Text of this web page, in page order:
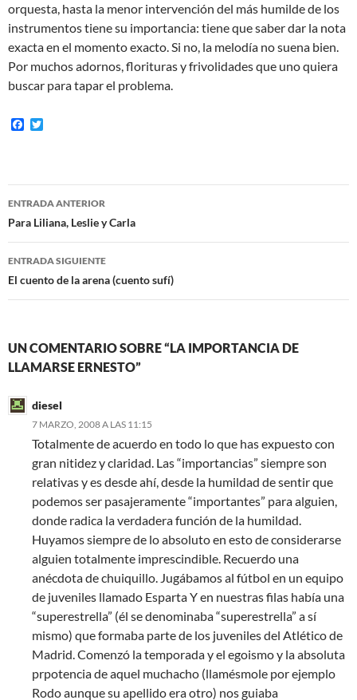
orquesta, hasta la menor intervención del más humilde de los
instrumentos tiene su importancia: tiene que saber dar la nota
exacta en el momento exacto. Si no, la melodía no suena bien.
Por muchos adornos, florituras y frivolidades que uno quiera
buscar para tapar el problema.
F
o
o
e
r
Navegación
de
entradas
ENTRADA ANTERIOR
Para Liliana, Leslie y Carla
ENTRADA SIGUIENTE
El cuento de la arena (cuento sufí)
UN COMENTARIO SOBRE “LA IMPORTANCIA DE
LLAMARSE ERNESTO”
diesel
7 MARZO, 2008 A LAS 11:15
Totalmente de acuerdo en todo lo que has expuesto con
gran nitidez y claridad. Las “importancias” siempre son
relativas y es desde ahí, desde la humildad de sentir que
podemos ser pasajeramente “importantes” para alguien,
donde radica la verdadera función de la humildad.
Huyamos siempre de lo absoluto en esto de considerarse
alguien totalmente imprescindible. Recuerdo una
anécdota de chuiquillo. Jugábamos al fútbol en un equipo
de juveniles llamado Esparta Y en nuestras filas había una
“superestrella” (él se denominaba “superestrella” a sí
mismo) que formaba parte de los juveniles del Atlético de
Madrid. Comenzó la temporada y el egoismo y la absoluta
prpotencia de aquel muchacho (llamésmole por ejemplo
Rodo aunque su apellido era otro) nos guiaba